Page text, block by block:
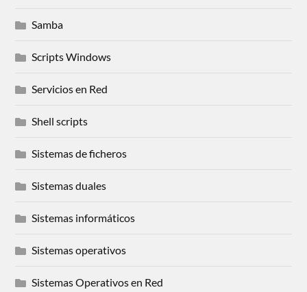
Samba
Scripts Windows
Servicios en Red
Shell scripts
Sistemas de ficheros
Sistemas duales
Sistemas informáticos
Sistemas operativos
Sistemas Operativos en Red